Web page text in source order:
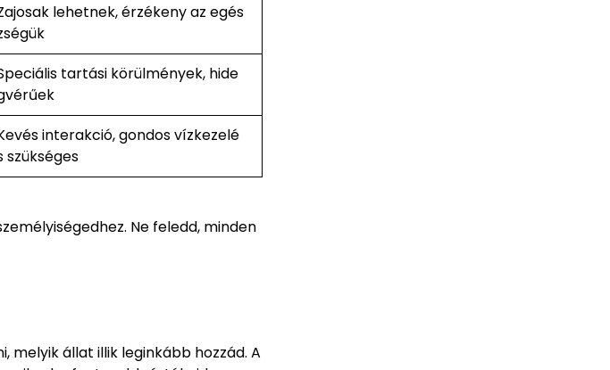
lehetnek, érzékeny az egés
tartási körülmények, hide
interakció, gondos vízkezelé
szükséges
Ne feledd, minden
melyik állat illik leginkább hozzád. A